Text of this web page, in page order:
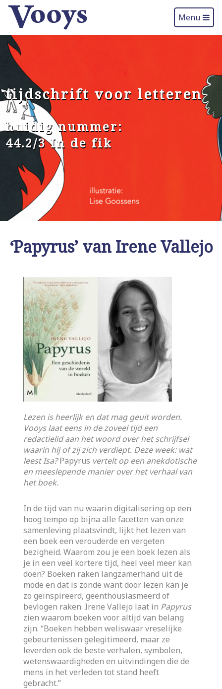
Menu
tijdschrift voor letteren
huidig nummer:
44.2/3 In de fik
‘Papyrus’ van Irene Vallejo
Lezen is heerlijk en dat mag geuit worden.
Vooys laat eens in de zoveel tijd een
redactielid aan het woord over het schrijfsel
waarin hij of zij zich verdiept. Deze week: wat
leest Isa?Papyrus vertelt op een anekdotische
en meeslepende manier over het verhaal van
het boek.
In de tijd van nu waarin digitalisering op een
hoog tempo op bijna alle facetten van onze
samenleving plaatsvindt, lijkt het lezen van
een boek een verouderde en vergeten
bezigheid. Waarom zou je een boek lezen als
je in een veel kortere tijd, heel veel meer kan
doen? Boeken raken langzamerhand uit de
mode en dat is zonde want door lezen kan je
zo geïnspireerd, geënthousiasmeerd of
bevlogen raken. Irene Vallejo laat in Papyrus
zien waarom boeken voor altijd van belang
zijn. “Boeken hebben weliswaar vreselijke
gebeurtenissen gelegitimeerd, maar ze
leverden ook de beste verhalen, symbolen,
wetenswaardigheden en uitvindingen die de
mens in het verleden tot stand heeft
gebracht.”